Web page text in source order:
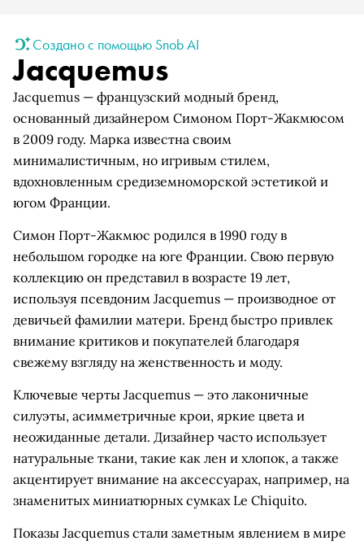
Создано с помощью Snob AI
Jacquemus
Jacquemus — французский модный бренд,
основанный дизайнером Симоном Порт-Жакмюсом
в 2009 году. Марка известна своим
минималистичным, но игривым стилем,
вдохновленным средиземноморской эстетикой и
югом Франции.
Симон Порт-Жакмюс родился в 1990 году в
небольшом городке на юге Франции. Свою первую
коллекцию он представил в возрасте 19 лет,
используя псевдоним Jacquemus — производное от
девичьей фамилии матери. Бренд быстро привлек
внимание критиков и покупателей благодаря
свежему взгляду на женственность и моду.
Ключевые черты Jacquemus — это лаконичные
силуэты, асимметричные крои, яркие цвета и
неожиданные детали. Дизайнер часто использует
натуральные ткани, такие как лен и хлопок, а также
акцентирует внимание на аксессуарах, например, на
знаменитых миниатюрных сумках Le Chiquito.
Показы Jacquemus стали заметным явлением в мире